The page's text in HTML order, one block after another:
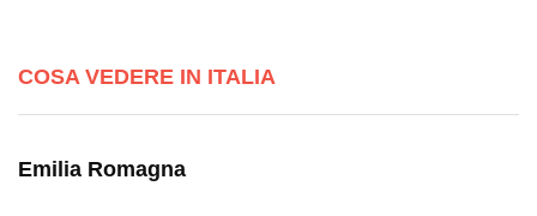
COSA VEDERE IN ITALIA
Emilia Romagna